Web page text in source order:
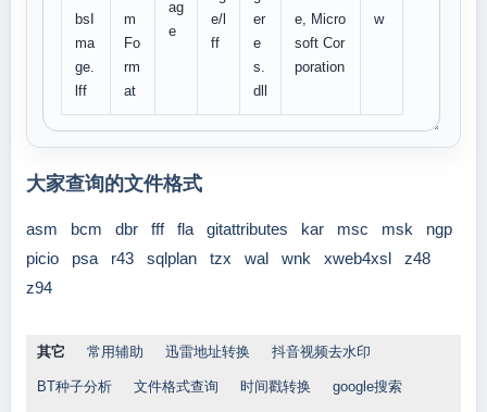
bsI
ma
ge.
lff
m
Fo
rm
at
ag
e
e/l
ff
er
e
s.
dll
e, Micro
soft Cor
poration
w
大家查询的文件格式
asm bcm dbr fff fla gitattributes kar msc msk
ngp
picio
psa r43 sqlplan tzx wal wnk xweb4xsl
z48
z94
其它 常用辅助 迅雷地址转换 抖音视频去水印
BT种子分析 文件格式查询 时间戳转换 google搜索